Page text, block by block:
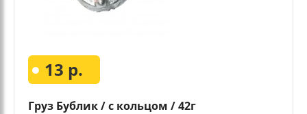
13 р.
Груз Бублик / с кольцом / 42г